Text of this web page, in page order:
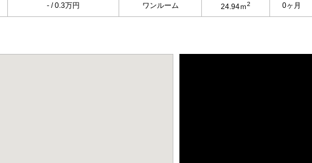
- / 0.3万円 ワンルーム 24.94ｍ2 0ヶ月